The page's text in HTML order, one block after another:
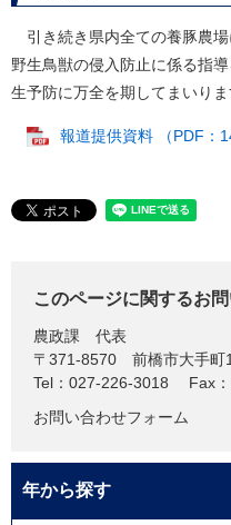
引き続き県内全ての養豚農
野生鳥獣の侵入防止に係る指
生予防に万全を期してまいりま
報道提供資料 （PDF：
このページに関するお
農政課
代表
〒371-8570
前橋市大手町
Tel：027-226-3018
Fax
お問い合わせフォーム
年から探す